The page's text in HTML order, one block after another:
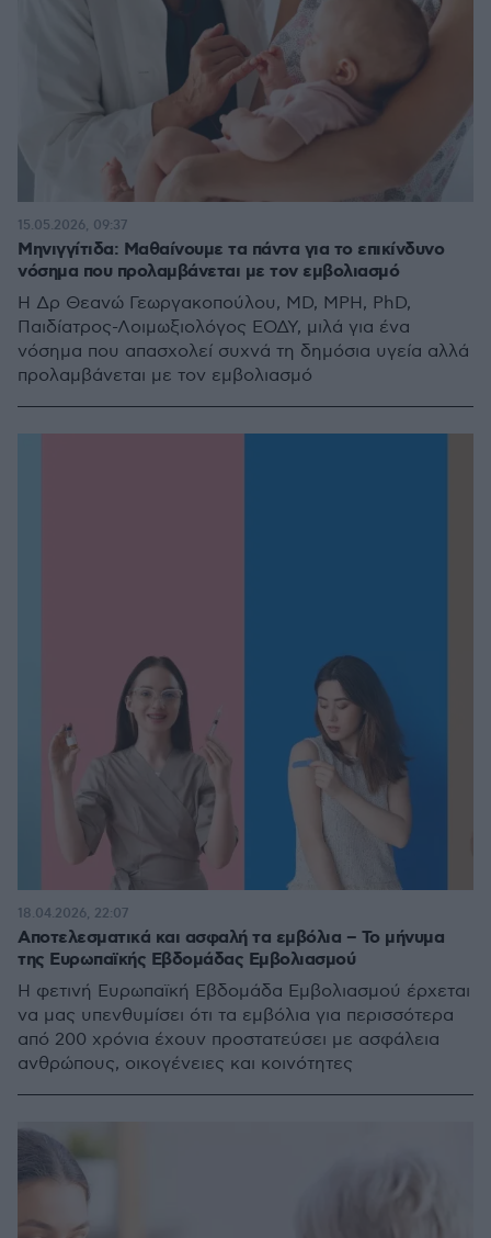
Μηνιγγίτιδα: Μαθαίνουμε τα πάντα για το επικίνδυνο
νόσημα που προλαμβάνεται με τον εμβολιασμό
Η Δρ Θεανώ Γεωργακοπούλου, MD, MPH, PhD,
Παιδίατρος-Λοιμωξιολόγος ΕΟΔΥ, μιλά για ένα
νόσημα που απασχολεί συχνά τη δημόσια υγεία αλλά
προλαμβάνεται με τον εμβολιασμό
15.05.2026, 09:37
Αποτελεσματικά και ασφαλή τα εμβόλια – Το μήνυμα
της Ευρωπαϊκής Εβδομάδας Εμβολιασμού
Η φετινή Ευρωπαϊκή Εβδομάδα Εμβολιασμού έρχεται
να μας υπενθυμίσει ότι τα εμβόλια για περισσότερα
από 200 χρόνια έχουν προστατεύσει με ασφάλεια
ανθρώπους, οικογένειες και κοινότητες
18.04.2026, 22:07